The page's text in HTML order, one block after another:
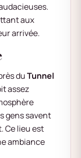
aux
arrivée.
duTunnel
assez
gens savent
Ce lieu est
ambiance